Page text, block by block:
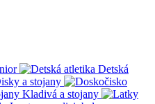
Detská
a stojany
Kladivá a stojany